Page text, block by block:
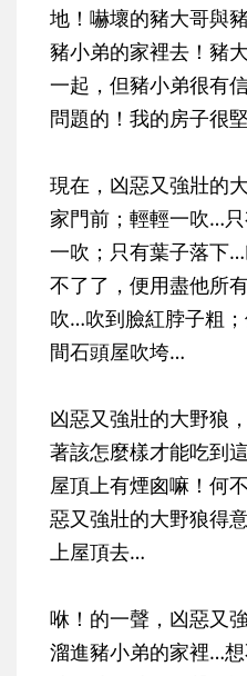
地！嚇壞的豬大哥與
豬小弟的家裡去！豬
一起，但豬小弟很有
問題的！我的房子很
現在， 凶惡又強壯的
家門前；輕輕一吹…
一吹；只有葉子落下
不了了，便用盡他所
吹…吹到臉紅脖子粗
間石頭屋吹垮…
凶惡又強壯的大野狼
著該怎麼樣才能吃到
屋頂上有煙囪嘛！何
惡又強壯的大野狼得
上屋頂去…
咻！的一聲，凶惡又
溜進豬小弟的家裡…想